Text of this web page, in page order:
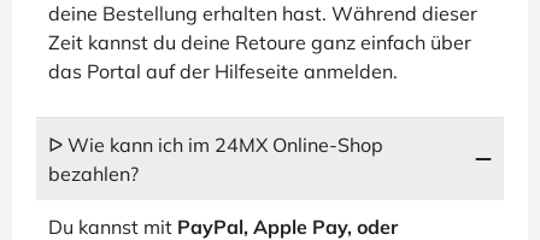
deine Bestellung erhalten hast. Während dieser
Zeit kannst du deine Retoure ganz einfach über
das Portal auf der Hilfeseite anmelden.
ᐅ Wie kann ich im 24MX Online-Shop
bezahlen?
Du kannst mit PayPal, Apple Pay, oder